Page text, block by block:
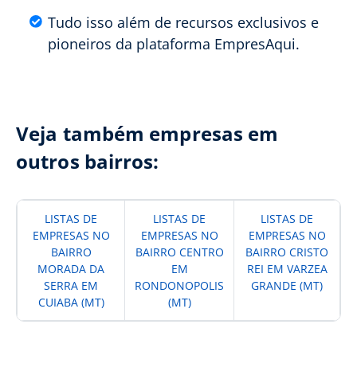
Tudo isso além de recursos exclusivos e
pioneiros da plataforma EmpresAqui.
Veja também empresas em
outros bairros:
LISTAS DE
EMPRESAS NO
BAIRRO
MORADA DA
SERRA EM
CUIABA (MT)
LISTAS DE
EMPRESAS NO
BAIRRO CENTRO
EM
RONDONOPOLIS
(MT)
LISTAS DE
EMPRESAS NO
BAIRRO CRISTO
REI EM VARZEA
GRANDE (MT)